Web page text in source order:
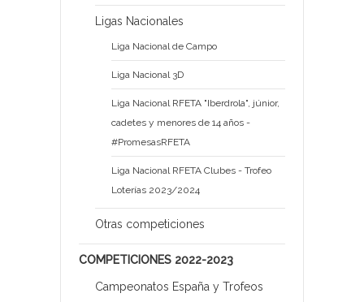
Ligas Nacionales
Liga Nacional de Campo
Liga Nacional 3D
Liga Nacional RFETA "Iberdrola", júnior,
cadetes y menores de 14 años -
#PromesasRFETA
Liga Nacional RFETA Clubes - Trofeo
Loterías 2023/2024
Otras competiciones
COMPETICIONES 2022-2023
Campeonatos España y Trofeos